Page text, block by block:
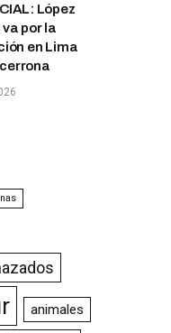
López
por la
en Lima
animales